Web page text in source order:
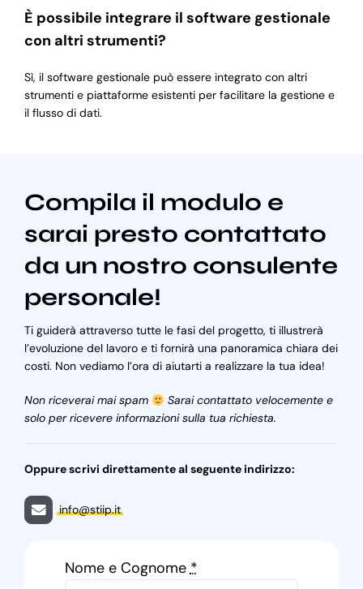
È possibile integrare il software gestionale
con altri strumenti?
Sì, il software gestionale può essere integrato con altri
strumenti e piattaforme esistenti per facilitare la gestione e
il flusso di dati.
Compila il modulo e
sarai presto contattato
da un nostro consulente
personale!
Ti guiderà attraverso tutte le fasi del progetto, ti illustrerà
l’evoluzione del lavoro e ti fornirà una panoramica chiara dei
costi. Non vediamo l’ora di aiutarti a realizzare la tua idea!
Non riceverai mai spam
Sarai contattato velocemente e
solo per ricevere informazioni sulla tua richiesta.
Oppure scrivi direttamente al seguente indirizzo:
info@stiip.it
Nome e Cognome*